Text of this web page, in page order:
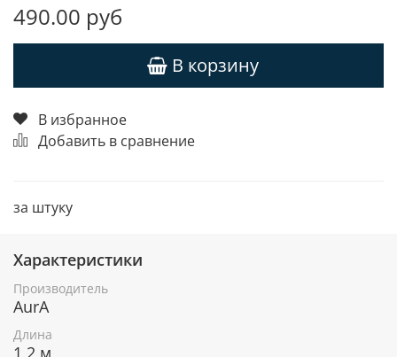
490.00 руб
В корзину
В избранное
Добавить в сравнение
за штуку
Характеристики
Производитель
AurA
Длина
1,2 м